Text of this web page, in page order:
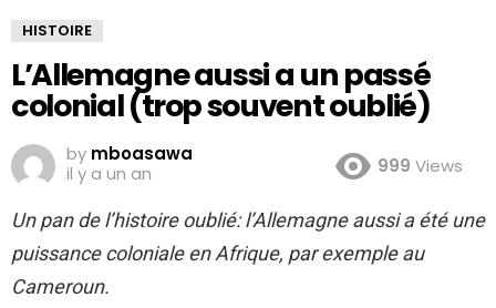
HISTOIRE
L’Allemagne aussi a un passé
colonial (trop souvent oublié)
by mboasawa
il y a un an
999 Views
Un pan de l’histoire oublié: l’Allemagne aussi a été une
puissance coloniale en Afrique, par exemple au
Cameroun.